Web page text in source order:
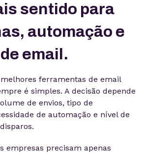
sentido para
automação e
email.
ferramentas de email
é simples. A decisão depende
de envios, tipo de
de automação e nível de
empresas precisam apenas